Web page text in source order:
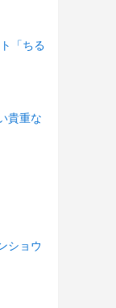
「ちる
貴重な
ショウ